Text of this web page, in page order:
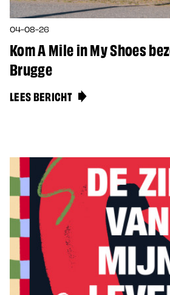
04-08-26
Kom A Mile in My Shoes
Brugge
LEES BERICHT